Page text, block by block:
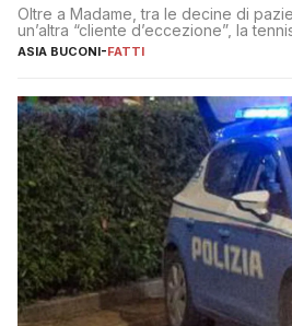
Oltre a Madame, tra le decine di
un’altra “cliente d’eccezione”, la
ASIA BUCONI-FATTI